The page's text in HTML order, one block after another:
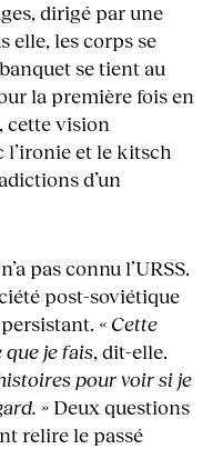
dirigé par une
elle, les corps se
se tient au
la première fois en
cette vision
l’ironie et le kitsch
d’un
pas connu l’URSS.
post-soviétique
« Cette
je fais, dit-elle.
pour voir si je
» Deux questions
relire le passé